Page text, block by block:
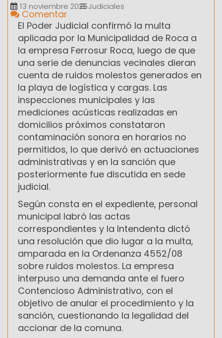
13 noviembre 2025Judiciales
Comentar
El Poder Judicial confirmó la multa
aplicada por la Municipalidad de Roca a
la empresa Ferrosur Roca, luego de que
una serie de denuncias vecinales dieran
cuenta de ruidos molestos generados en
la playa de logística y cargas. Las
inspecciones municipales y las
mediciones acústicas realizadas en
domicilios próximos constataron
contaminación sonora en horarios no
permitidos, lo que derivó en actuaciones
administrativas y en la sanción que
posteriormente fue discutida en sede
judicial.
Según consta en el expediente, personal
municipal labró las actas
correspondientes y la Intendenta dictó
una resolución que dio lugar a la multa,
amparada en la Ordenanza 4552/08
sobre ruidos molestos. La empresa
interpuso una demanda ante el fuero
Contencioso Administrativo, con el
objetivo de anular el procedimiento y la
sanción, cuestionando la legalidad del
accionar de la comuna.